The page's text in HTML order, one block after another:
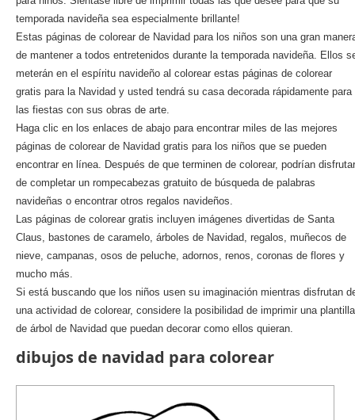
temporada navideña sea especialmente brillante!
Estas páginas de colorear de Navidad para los niños son una gran
de mantener a todos entretenidos durante la temporada navideña. Ellos
meterán en el espíritu navideño al colorear estas páginas de colorear
gratis para la Navidad y usted tendrá su casa decorada rápidamente para
las fiestas con sus obras de arte.
Haga clic en los enlaces de abajo para encontrar miles de las mejores
páginas de colorear de Navidad gratis para los niños que se pueden
encontrar en línea. Después de que terminen de colorear, podrían disfrutar
de completar un rompecabezas gratuito de búsqueda de palabras
navideñas o encontrar otros regalos navideños.
Las páginas de colorear gratis incluyen imágenes divertidas de Santa
Claus, bastones de caramelo, árboles de Navidad, regalos, muñecos de
nieve, campanas, osos de peluche, adornos, renos, coronas de flores y
mucho más.
Si está buscando que los niños usen su imaginación mientras disfrutan
una actividad de colorear, considere la posibilidad de imprimir una plantilla
de árbol de Navidad que puedan decorar como ellos quieran.
dibujos de navidad para colorear